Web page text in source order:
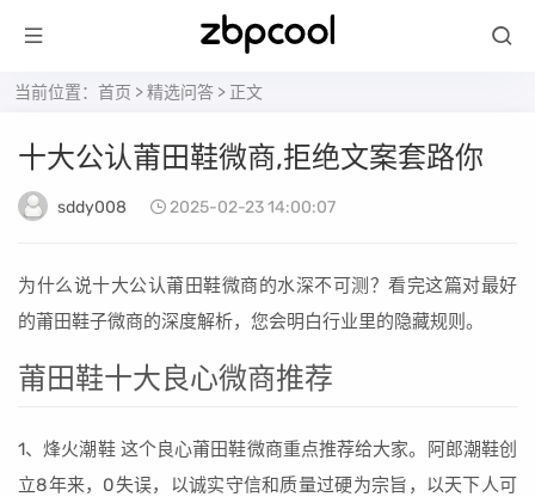
当前位置： 首页 >精选问答 > 正文
十大公认莆田鞋微商,拒绝文案套路你
sddy008 2025-02-23 14:00:07
为什么说十大公认莆田鞋微商的水深不可测？看完这篇对最好
的莆田鞋子微商的深度解析，您会明白行业里的隐藏规则。
莆田鞋十大良心微商推荐
1、烽火潮鞋 这个良心莆田鞋微商重点推荐给大家。阿郎潮鞋创
立8年来，0失误，以诚实守信和质量过硬为宗旨，以天下人可